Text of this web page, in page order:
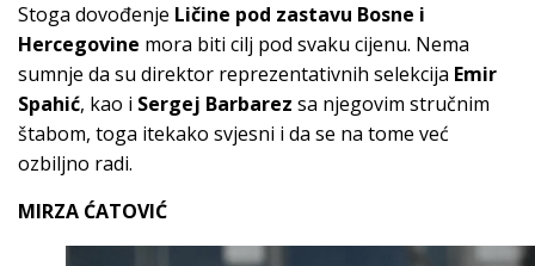
Stoga dovođenje Ličine pod zastavu Bosne i
Hercegovine mora biti cilj pod svaku cijenu. Nema
sumnje da su direktor reprezentativnih selekcija Emir
Spahić, kao i Sergej Barbarez sa njegovim stručnim
štabom, toga itekako svjesni i da se na tome već
ozbiljno radi.
MIRZA ĆATOVIĆ